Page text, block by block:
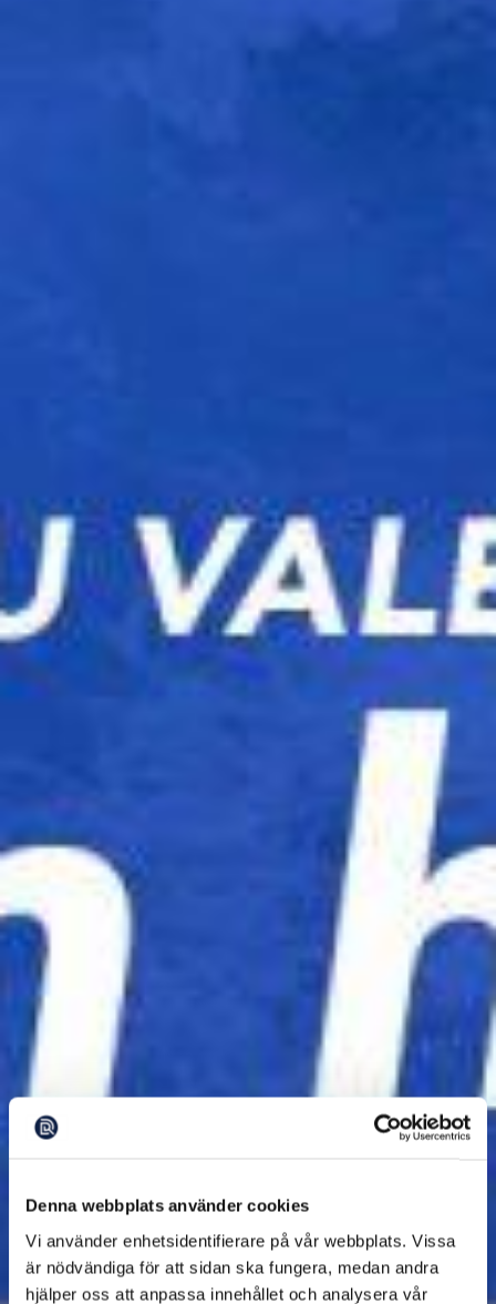
Denna webbplats använder cookies
Vi använder enhetsidentifierare på vår webbplats. Vissa
är nödvändiga för att sidan ska fungera, medan andra
hjälper oss att anpassa innehållet och analysera vår